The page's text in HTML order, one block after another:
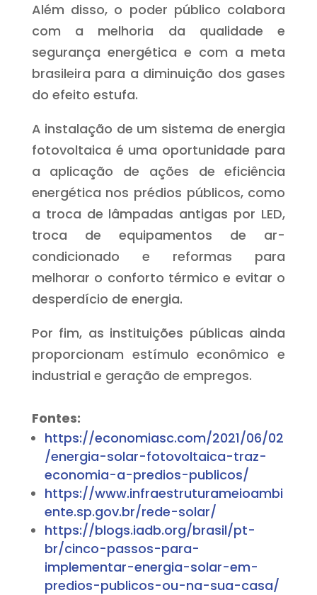
Além disso, o poder público colabora
com a melhoria da qualidade e
segurança energética e com a meta
brasileira para a diminuição dos gases
do efeito estufa.
A instalação de um sistema de energia
fotovoltaica é uma oportunidade para
a aplicação de ações de eficiência
energética nos prédios públicos, como
a troca de lâmpadas antigas por LED,
troca de equipamentos de ar-
condicionado e reformas para
melhorar o conforto térmico e evitar o
desperdício de energia.
Por fim, as instituições públicas ainda
proporcionam estímulo econômico e
industrial e geração de empregos.
Fontes:
https://economiasc.com/2021/06/02
/energia-solar-fotovoltaica-traz-
economia-a-predios-publicos/
https://www.infraestruturameioambi
ente.sp.gov.br/rede-solar/
https://blogs.iadb.org/brasil/pt-
br/cinco-passos-para-
implementar-energia-solar-em-
predios-publicos-ou-na-sua-casa/